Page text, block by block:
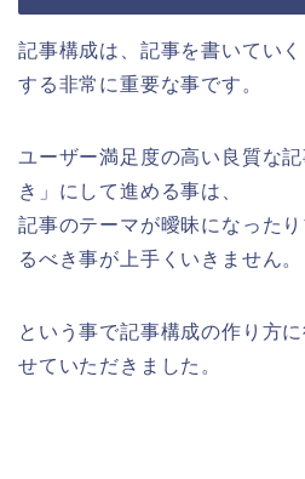
記事構成は、記事を書いてい
する非常に重要な事です。
ユーザー満足度の高い良質な
き」にして進める事は、
記事のテーマが曖昧になった
るべき事が上手くいきません。
という事で記事構成の作り方
せていただきました。